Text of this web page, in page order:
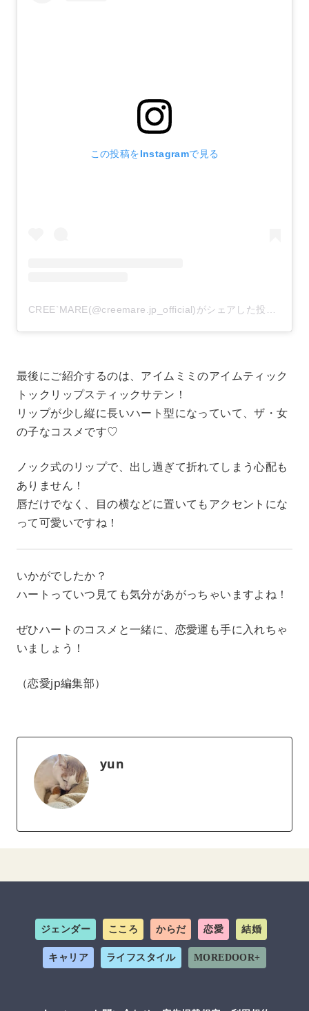
この投稿をInstagramで見る
最後にご紹介するのは、アイムミミのアイムティック
トックリップスティックサテン！
リップが少し縦に長いハート型になっていて、ザ・女
の子なコスメです♡
ノック式のリップで、出し過ぎて折れてしまう心配も
ありません！
唇だけでなく、目の横などに置いてもアクセントにな
って可愛いですね！
いかがでしたか？
ハートっていつ見ても気分があがっちゃいますよね！
ぜひハートのコスメと一緒に、恋愛運も手に入れちゃ
いましょう！
（恋愛jp編集部）
yun
ジェンダー こころ からだ 恋愛 結婚
キャリア ライフスタイル MOREDOOR+